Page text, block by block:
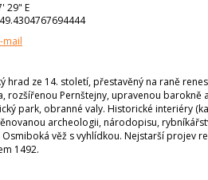
29" E
mail
hrad ze 14. století, přestavěný na raně
rozšířenou Pernštejny, upravenou barokně
park, obranné valy. Historické interiéry
archeologii, národopisu,
věž s vyhlídkou. Nejstarší projev
1492.